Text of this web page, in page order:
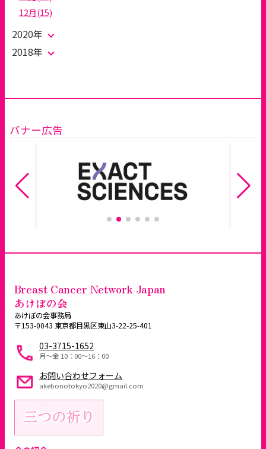
12月(15)
2020年
2018年
バナー広告
Breast Cancer Network Japan
あけぼの会
あけぼの会事務局
〒153-0043 東京都目黒区東山3-22-25-401
03-3715-1652
月～金 10：00〜16：00
お問い合わせフォーム
akebonotokyo2020@gmail.com